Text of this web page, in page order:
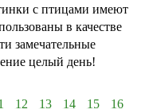
с птицами имеют
в качестве
замечательные
целый день!
12 13 14 15
16